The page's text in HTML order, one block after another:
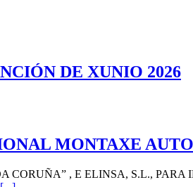
DE XUNIO 2026
MONTAXE
CORUÑA” , E ELINSA, S.L.,